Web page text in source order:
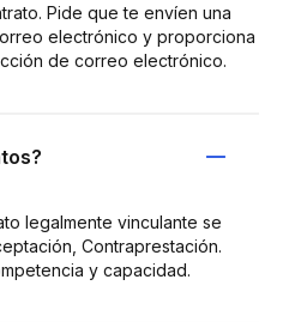
Pide que te envíen una
electrónico y proporciona
de correo electrónico.
legalmente vinculante se
Contraprestación.
y capacidad.